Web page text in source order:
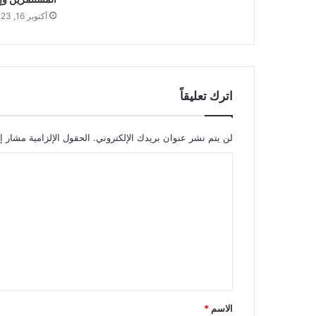
أكتوبر 16, 2023
اترك تعليقاً
لن يتم نشر عنوان بريدك الإلكتروني. الحقول الإلزامية مشار
ق
*
الاسم *